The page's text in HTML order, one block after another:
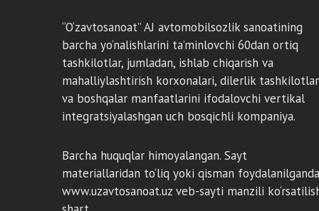
“O‘zavtosanoat” AJ avtomobilsozlik sanoatining
barcha yo‘nalishlarini ta’minlovchi 60dan ortiq
tashkilotlar, jumladan, ishlab chiqarish va
mahalliylashtirish korxonalari, dilerlik
va boshqalar manfaatlarini ifodalovchi vertikal
integratsiyalashgan uch bosqichli kompaniya.
Barcha huquqlar himoyalangan. Sayt
materiallaridan to‘liq yoki qisman foydalanilganda
www.uzavtosanoat.uz veb-sayti manzili